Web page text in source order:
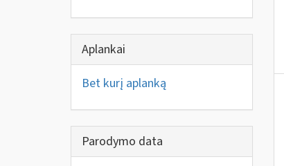
Aplankai
Bet kurį aplanką
Parodymo data